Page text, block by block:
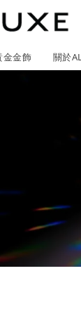
金金飾 關於
戀人系列
客製化戒指
列 初綻系列
ROSÉ My
經典
士尼系列
黃金
結婚套組